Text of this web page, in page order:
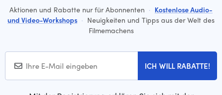
Aktionen und Rabatte nur für Abonnenten · Kostenlose Audio-
und Video-Workshops · Neuigkeiten und Tipps aus der Welt des
Filmemachens
ICH WILL RABATTE!